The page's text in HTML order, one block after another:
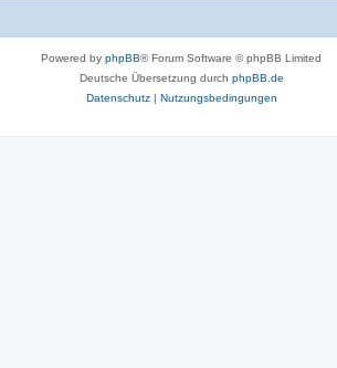
Powered by phpBB® Forum Software © phpBB Limited
Deutsche Übersetzung durch phpBB.de
Datenschutz| Nutzungsbedingungen